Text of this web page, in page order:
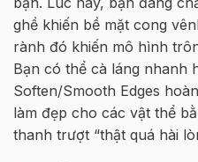
ghề khiến bề mặt cong
rành đó khiến mô hình
Bạn có thể cà láng nhanh
Soften/Smooth Edges
làm đẹp cho các vật thể
thanh trượt “thật quá hài